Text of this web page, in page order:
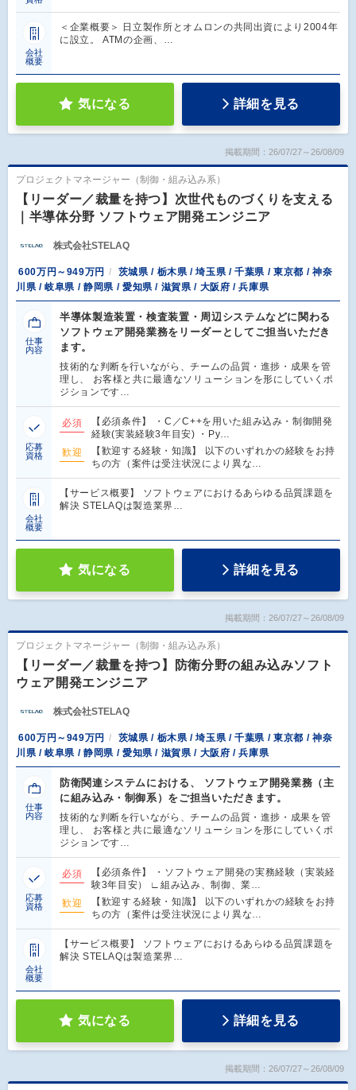
会社
概要
＜企業概要＞ 日立製作所とオムロンの共同出資により2004年
に設立。 ATMの企画、…
気になる 詳細を見る
掲載期間：26/07/27～26/08/09
プロジェクトマネージャー（制御・組み込み系）
【リーダー／裁量を持つ】次世代ものづくりを支える
｜半導体分野 ソフトウェア開発エンジニア
株式会社STELAQ
600万円～949万円
茨城県 / 栃木県 / 埼玉県 / 千葉県 / 東京都 / 神奈
川県 / 岐阜県 / 静岡県 / 愛知県 / 滋賀県 / 大阪府 / 兵庫県
仕事
内容
半導体製造装置・検査装置・周辺システムなどに関わる
ソフトウェア開発業務をリーダーとしてご担当いただき
ます。
技術的な判断を行いながら、チームの品質・進捗・成果を管
理し、 お客様と共に最適なソリューションを形にしていくポ
ジションです…
応募
資格
必須
【必須条件】 ・C／C++を用いた組み込み・制御開発
経験(実装経験3年目安) ・Py…
歓迎
【歓迎する経験・知識】 以下のいずれかの経験をお持
ちの方（案件は受注状況により異な…
会社
概要
【サービス概要】 ソフトウェアにおけるあらゆる品質課題を
解決 STELAQは製造業界…
気になる 詳細を見る
掲載期間：26/07/27～26/08/09
プロジェクトマネージャー（制御・組み込み系）
【リーダー／裁量を持つ】防衛分野の組み込みソフト
ウェア開発エンジニア
株式会社STELAQ
600万円～949万円
茨城県 / 栃木県 / 埼玉県 / 千葉県 / 東京都 / 神奈
川県 / 岐阜県 / 静岡県 / 愛知県 / 滋賀県 / 大阪府 / 兵庫県
仕事
内容
防衛関連システムにおける、 ソフトウェア開発業務（主
に組み込み・制御系）をご担当いただきます。
技術的な判断を行いながら、チームの品質・進捗・成果を管
理し、 お客様と共に最適なソリューションを形にしていくポ
ジションです…
応募
資格
必須
【必須条件】 ・ソフトウェア開発の実務経験（実装経
験3年目安） ∟組み込み、制御、業…
歓迎
【歓迎する経験・知識】 以下のいずれかの経験をお持
ちの方（案件は受注状況により異な…
会社
概要
【サービス概要】 ソフトウェアにおけるあらゆる品質課題を
解決 STELAQは製造業界…
気になる 詳細を見る
掲載期間：26/07/27～26/08/09